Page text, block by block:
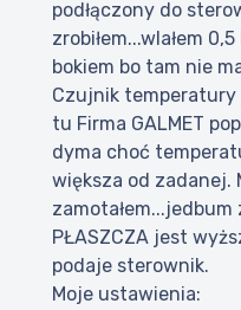
podłączony do
zrobiłem...wlałem
bokiem bo tam nie
Czujnik temperatury
tu Firma GALMET
dyma choć
większa od zadanej.
zamotałem...jedbum
PŁASZCZA jest
podaje sterownik.
Moje ustawienia: